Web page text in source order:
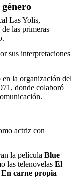
Las Yolis,
las primeras
sus interpretaciones
en la organización del
donde colaboró
actriz con
la película Blue
las telenovelas El
En carne propia